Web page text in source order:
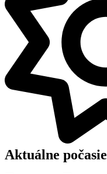
Aktuálne počasie